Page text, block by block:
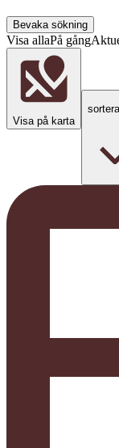
Bevaka sökning
Visa allaPå gång
Visa på karta